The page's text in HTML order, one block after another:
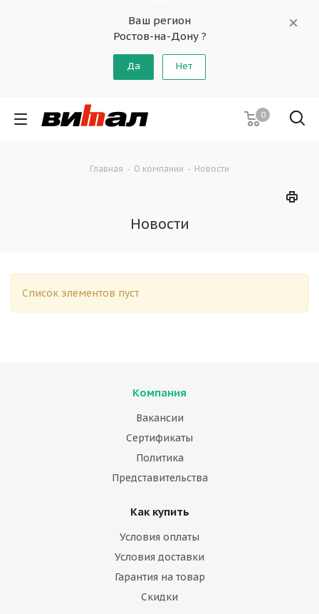
Ваш регион
Ростов-на-Дону ?
Да Нет
0
Главная - О компании - Новости
Новости
Список элементов пуст
Компания
Вакансии
Сертификаты
Политика
Представительства
Как купить
Условия оплаты
Условия доставки
Гарантия на товар
Скидки